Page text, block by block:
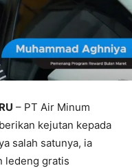
– PT Air Minum
kejutan kepada
salah satunya, ia
ledeng gratis